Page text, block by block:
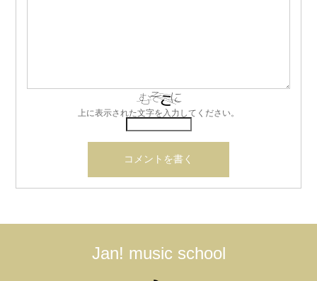
上に表示された文字を入力してください。
Jan! music school